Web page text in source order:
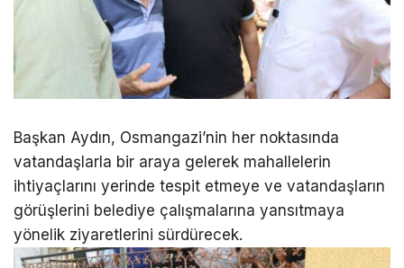
Başkan Aydın, Osmangazi’nin her noktasında
vatandaşlarla bir araya gelerek mahallelerin
ihtiyaçlarını yerinde tespit etmeye ve vatandaşların
görüşlerini belediye çalışmalarına yansıtmaya
yönelik ziyaretlerini sürdürecek.